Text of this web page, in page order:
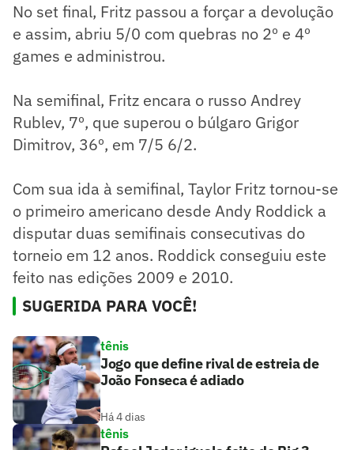
No set final, Fritz passou a forçar a devolução
e assim, abriu 5/0 com quebras no 2º e 4º
games e administrou.
Na semifinal, Fritz encara o russo Andrey
Rublev, 7º, que superou o búlgaro Grigor
Dimitrov, 36º, em 7/5 6/2.
Com sua ida à semifinal, Taylor Fritz tornou-se
o primeiro americano desde Andy Roddick a
disputar duas semifinais consecutivas do
torneio em 12 anos. Roddick conseguiu este
feito nas edições 2009 e 2010.
SUGERIDA PARA VOCÊ!
tênis
Jogo que define rival de estreia de
João Fonseca é adiado
Há 4 dias
tênis